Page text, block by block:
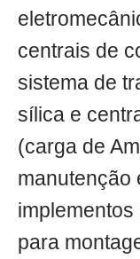
centrais de
sistema de
sílica e
(carga de
manutenção
para